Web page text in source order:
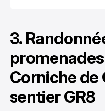
3.
Corniche de
sentier GR8